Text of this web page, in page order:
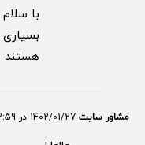
با
بسیاری
هستند
مشاور سایت